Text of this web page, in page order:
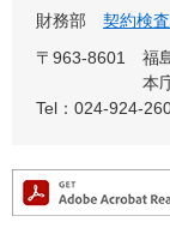
財務部 契約検
〒963-8601
福
本
Tel：024-924-